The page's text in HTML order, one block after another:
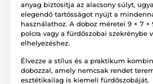
anyag biztosítja az alacsony súlyt,
elegendő tartósságot nyújt a
használathoz. A doboz méretei 9 × 7 ×
polcra vagy a fürdőszobai szekrénybe
elhelyezéshez.
Élvezze a stílus és a praktikum
dobozzal, amely nemcsak rendet
esztétikailag is kiemeli fürdőszobáját.